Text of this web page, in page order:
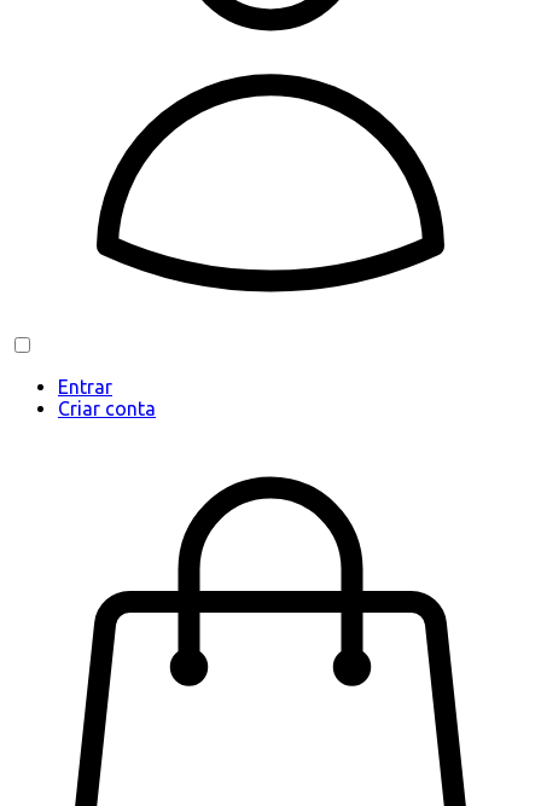
Entrar
Criar conta